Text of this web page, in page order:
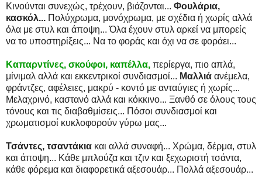
Κινούνται συνεχώς, τρέχουν, βιάζονται... Φουλάρια,
κασκόλ... Πολύχρωμα, μονόχρωμα, με σχέδια ή χωρίς αλλά
όλα με στυλ και άποψη... Όλα έχουν στυλ αρκεί να μπορείς
να το υποστηρίξεις... Να το φοράς και όχι να σε φοράει...
Καπαρντίνες, σκούφοι, καπέλλα, περίεργα, πιο απλά,
μίνιμαλ αλλά και εκκεντρικοί συνδιασμοί... Μαλλιά ανέμελα,
φράντζες, αφέλειες, μακρύ - κοντό με ανταύγιες ή χωρίς...
Μελαχρινό, καστανό αλλά και κόκκινο... Ξανθό σε όλους τους
τόνους και τις διαβαθμίσεις... Πόσοι συνδιασμοί και
χρωματισμοί κυκλοφορούν γύρω μας...
Τσάντες, τσαντάκια και αλλά συναφή... Χρώμα, δέρμα, στυλ
και άποψη... Κάθε μπλούζα και τζιν και ξεχωριστή τσάντα,
κάθε φόρεμα και διαφορετικά αξεσουάρ... Πολλά αξεσουάρ...